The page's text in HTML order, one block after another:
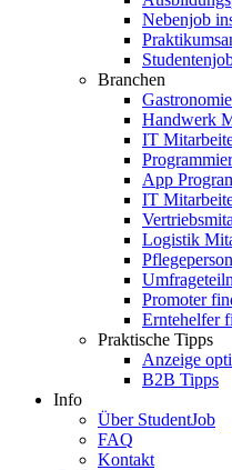
Nebenjob
Branchen
Handwerk
IT
App
IT
Logistik
Promoter
Erntehelfer
Praktische Tipps
Anzeige
B2B Tipps
Info
Über StudentJob
FAQ
Kontakt